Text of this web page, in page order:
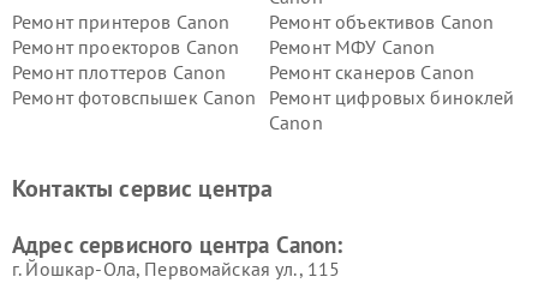
Ремонт принтеров Canon
Ремонт объективов Canon
Ремонт проекторов Canon
Ремонт МФУ Canon
Ремонт плоттеров Canon
Ремонт сканеров Canon
Ремонт фотовспышек Canon
Ремонт цифровых биноклей
Canon
Контакты сервис центра
Адрес сервисного центра Canon:
г. Йошкар-Ола, Первомайская ул., 115